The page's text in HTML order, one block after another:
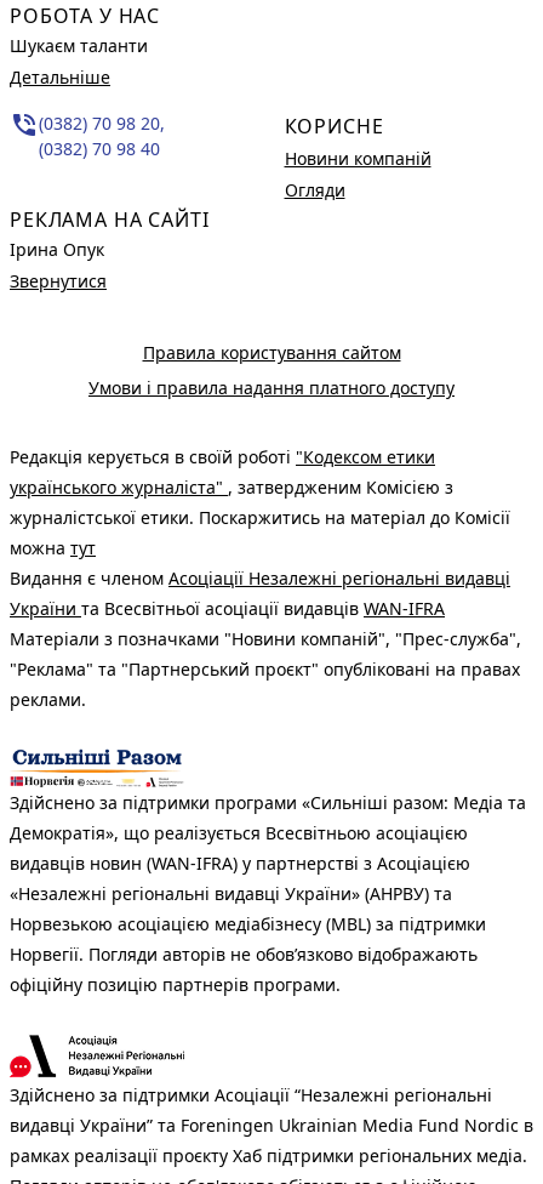
РОБОТА У НАС
Шукаєм таланти
Детальніше
phone_in_talk(0382) 70 98 20,
(0382) 70 98 40
РЕКЛАМА НА САЙТІ
Ірина Опук
Звернутися
КОРИСНЕ
Новини компаній
Огляди
Правила користування сайтом
Умови і правила надання платного доступу
Редакція керується в своїй роботі "Кодексом етики
українського журналіста" , затвердженим Комісією з
журналістської етики. Поскаржитись на матеріал до Комісії
можна тут
Видання є членом Асоціації Незалежні регіональні видавці
України та Всесвітньої асоціації видавців WAN-IFRA
Матеріали з позначками "Новини компаній", "Прес-служба",
"Реклама" та "Партнерський проєкт" опубліковані на правах
реклами.
Здійснено за підтримки програми «Сильніші разом: Медіа та
Демократія», що реалізується Всесвітньою асоціацією
видавців новин (WAN-IFRA) у партнерстві з Асоціацією
«Незалежні регіональні видавці України» (АНРВУ) та
Норвезькою асоціацією медіабізнесу (MBL) за підтримки
Норвегії. Погляди авторів не обов’язково відображають
офіційну позицію партнерів програми.
Здійснено за підтримки Асоціації “Незалежні регіональні
видавці України” та Foreningen Ukrainian Media Fund Nordic в
рамках реалізації проєкту Хаб підтримки регіональних медіа.